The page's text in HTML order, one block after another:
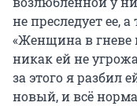
не преследует ее,
«Женщина в гневе
никак ей не
за этого я разбил
новый, и всё